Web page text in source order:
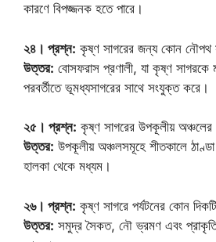
কারণে বিপজ্জনক হতে পারে।
২৪। প্রশ্ন: কৃষ্ণ সাগরের জন্য কোন নৌপথ
উত্তর: বোসফরাস প্রণালী, যা কৃষ্ণ সাগরকে
পরবর্তীতে ভূমধ্যসাগরের সাথে সংযুক্ত করে।
২৫। প্রশ্ন: কৃষ্ণ সাগরের উপকূলীয়
উত্তর: উপকূলীয় অঞ্চলসমূহে শীতকালে ঠাণ্ডা
হালকা থেকে মধ্যম।
২৬। প্রশ্ন: কৃষ্ণ সাগরে পর্যটনের কোন
উত্তর: সমুদ্র সৈকত, নৌ ভ্রমণ এবং